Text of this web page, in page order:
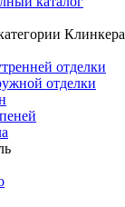
Клинкера
отделки
отделки